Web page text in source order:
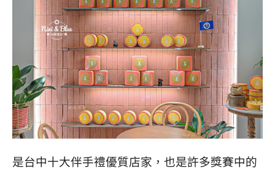
是台中十大伴手禮優質店家，也是許多獎賽中的